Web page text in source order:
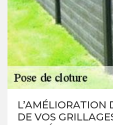
L’AMÉLIORATION
DE VOS